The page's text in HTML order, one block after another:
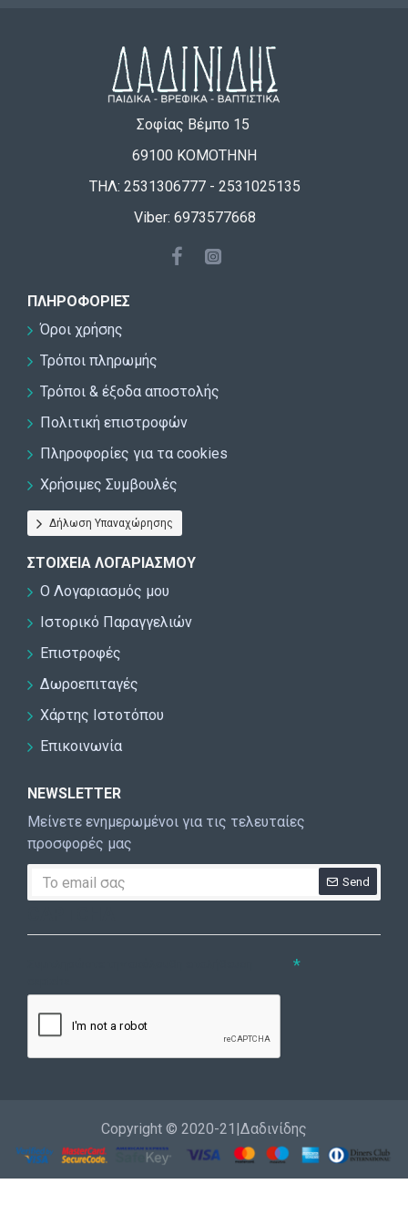
Σοφίας Βέμπο 15
69100 ΚΟΜΟΤΗΝΗ
ΤΗΛ: 2531306777 - 2531025135
Viber: 6973577668
ΠΛΗΡΟΦΟΡΊΕΣ
Όροι χρήσης
Τρόποι πληρωμής
Τρόποι & έξοδα αποστολής
Πολιτική επιστροφών
Πληροφορίες για τα cookies
Χρήσιμες Συμβουλές
Δήλωση Υπαναχώρησης
ΣΤΟΙΧΕΊΑ ΛΟΓΑΡΙΑΣΜΟΎ
Ο Λογαριασμός μου
Ιστορικό Παραγγελιών
Επιστροφές
Δωροεπιταγές
Χάρτης Ιστοτόπου
Επικοινωνία
NEWSLETTER
Μείνετε ενημερωμένοι για τις τελευταίες
προσφορές μας
Send
Copyright © 2020-21|Δαδινίδης
Σύνδεση Εγγραφή Επικοινωνία Καλέστε μας